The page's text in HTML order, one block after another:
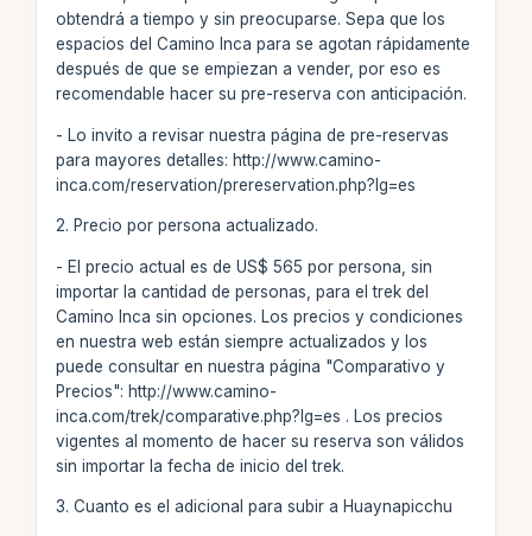
obtendrá a tiempo y sin preocuparse. Sepa que los
espacios del Camino Inca para se agotan rápidamente
después de que se empiezan a vender, por eso es
recomendable hacer su pre-reserva con anticipación.
- Lo invito a revisar nuestra página de pre-reservas
para mayores detalles: http://www.camino-
inca.com/reservation/prereservation.php?lg=es
2. Precio por persona actualizado.
- El precio actual es de US$ 565 por persona, sin
importar la cantidad de personas, para el trek del
Camino Inca sin opciones. Los precios y condiciones
en nuestra web están siempre actualizados y los
puede consultar en nuestra página "Comparativo y
Precios": http://www.camino-
inca.com/trek/comparative.php?lg=es . Los precios
vigentes al momento de hacer su reserva son válidos
sin importar la fecha de inicio del trek.
3. Cuanto es el adicional para subir a Huaynapicchu